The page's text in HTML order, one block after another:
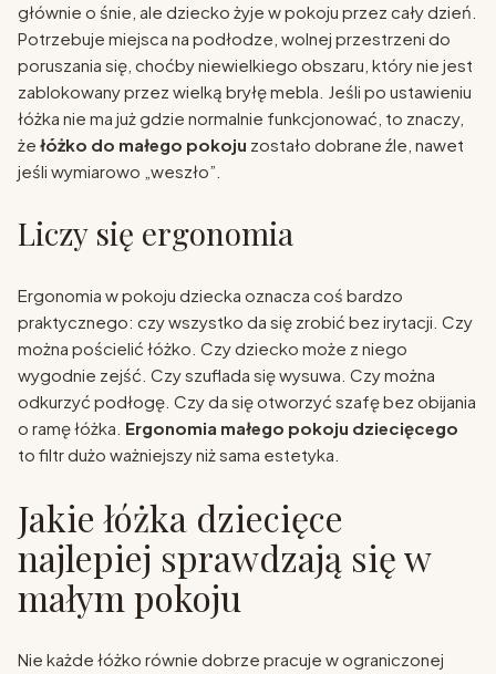
głównie o śnie, ale dziecko żyje w pokoju przez cały dzień.
Potrzebuje miejsca na podłodze, wolnej przestrzeni do
poruszania się, choćby niewielkiego obszaru, który nie jest
zablokowany przez wielką bryłę mebla. Jeśli po ustawieniu
łóżka nie ma już gdzie normalnie funkcjonować, to znaczy,
że łóżko do małego pokoju zostało dobrane źle, nawet
jeśli wymiarowo „weszło”.
Liczy się ergonomia
Ergonomia w pokoju dziecka oznacza coś bardzo
praktycznego: czy wszystko da się zrobić bez irytacji. Czy
można pościelić łóżko. Czy dziecko może z niego
wygodnie zejść. Czy szuflada się wysuwa. Czy można
odkurzyć podłogę. Czy da się otworzyć szafę bez obijania
o ramę łóżka. Ergonomia małego pokoju dziecięcego
to filtr dużo ważniejszy niż sama estetyka.
Jakie łóżka dziecięce
najlepiej sprawdzają się w
małym pokoju
Nie każde łóżko równie dobrze pracuje w ograniczonej